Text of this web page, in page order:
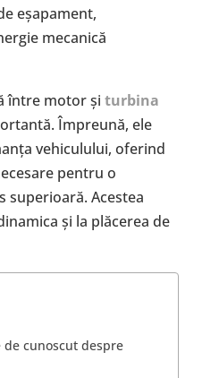
eșapament,
mecanică
între motor și turbina
Împreună, ele
vehiculului, oferind
pentru o
superioară. Acestea
și la plăcerea de
cunoscut despre